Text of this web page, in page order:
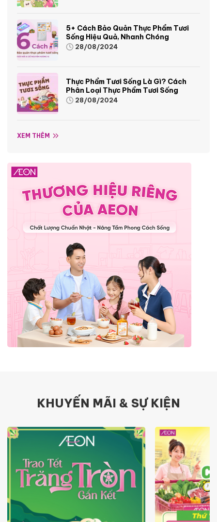
5+ Cách Bảo Quản Thực Phẩm Tươi
Sống Hiệu Quả, Nhanh Chóng
28/08/2024
Thực Phẩm Tươi Sống Là Gì? Cách
Phân Loại Thực Phẩm Tươi Sống
28/08/2024
XEM THÊM
KHUYẾN MÃI & SỰ KIỆN